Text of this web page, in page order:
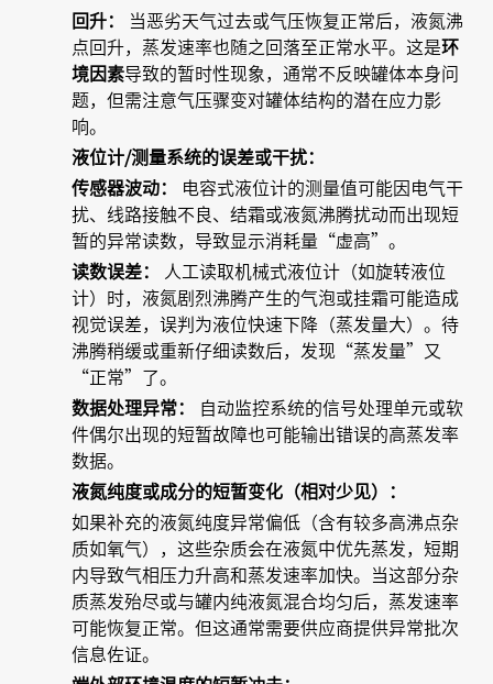
回升：
当恶劣天气过去或气压恢复正常后，液氮沸
点回升，蒸发速率也随之回落至正常水平。这是环
境因素导致的暂时性现象，通常不反映罐体本身问
题，但需注意气压骤变对罐体结构的潜在应力影
响。
液位计/测量系统的误差或干扰：
传感器波动：
电容式液位计的测量值可能因电气干
扰、线路接触不良、结霜或液氮沸腾扰动而出现短
暂的异常读数，导致显示消耗量“虚高”。
读数误差：
人工读取机械式液位计（如旋转液位
计）时，液氮剧烈沸腾产生的气泡或挂霜可能造成
视觉误差，误判为液位快速下降（蒸发量大）。待
沸腾稍缓或重新仔细读数后，发现“蒸发量”又
“正常”了。
数据处理异常：
自动监控系统的信号处理单元或软
件偶尔出现的短暂故障也可能输出错误的高蒸发率
数据。
液氮纯度或成分的短暂变化（相对少见）：
如果补充的液氮纯度异常偏低（含有较多高沸点杂
质如氧气），这些杂质会在液氮中优先蒸发，短期
内导致气相压力升高和蒸发速率加快。当这部分杂
质蒸发殆尽或与罐内纯液氮混合均匀后，蒸发速率
可能恢复正常。但这通常需要供应商提供异常批次
信息佐证。